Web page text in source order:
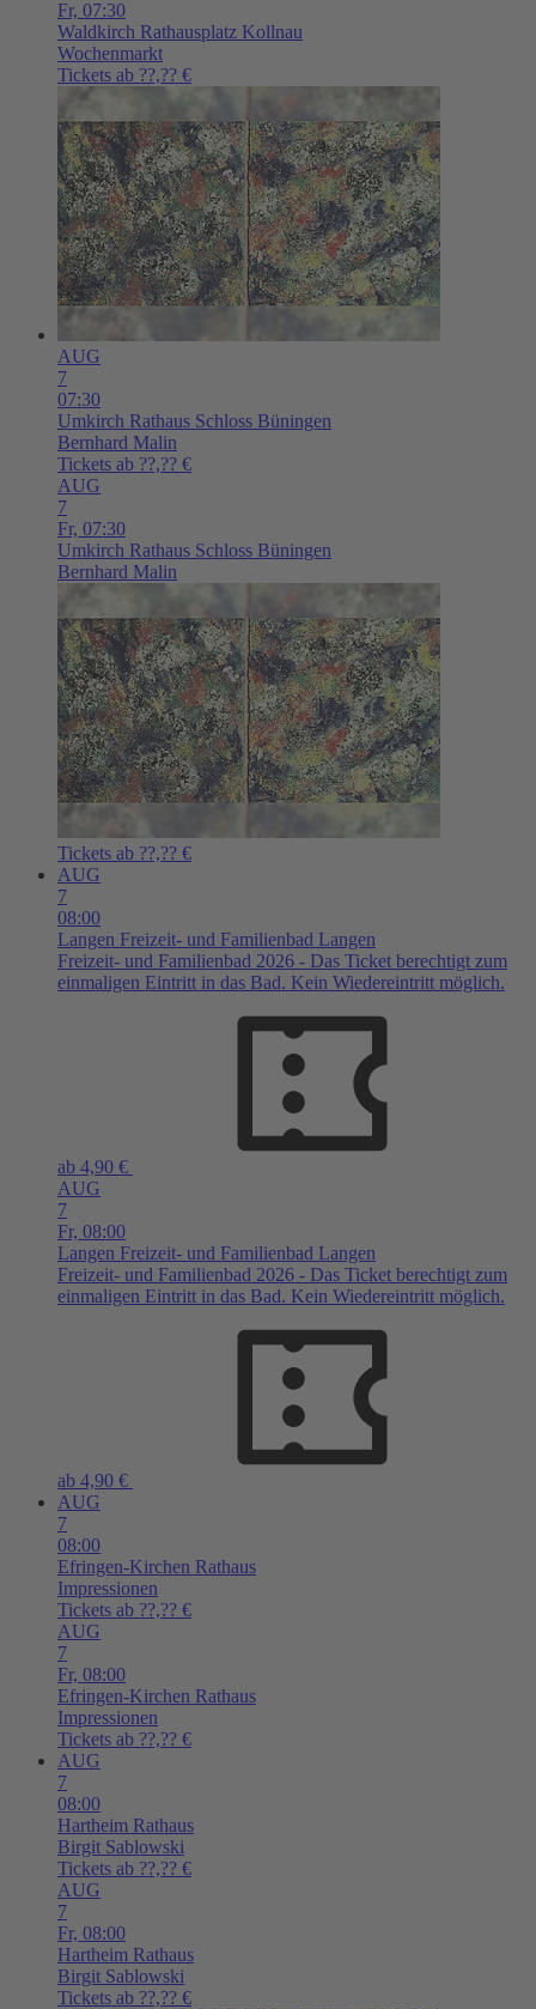
Fr, 07:30
Waldkirch Rathausplatz Kollnau
Wochenmarkt
Tickets ab ??,?? €
AUG
7
07:30
Umkirch Rathaus Schloss Büningen
Bernhard Malin
Tickets ab ??,?? €
AUG
7
Fr, 07:30
Umkirch Rathaus Schloss Büningen
Bernhard Malin
Tickets ab ??,?? €
AUG
7
08:00
Langen Freizeit- und Familienbad Langen
Freizeit- und Familienbad 2026 - Das Ticket berechtigt zum
einmaligen Eintritt in das Bad. Kein Wiedereintritt möglich.
ab 4,90 €
AUG
7
Fr, 08:00
Langen Freizeit- und Familienbad Langen
Freizeit- und Familienbad 2026 - Das Ticket berechtigt zum
einmaligen Eintritt in das Bad. Kein Wiedereintritt möglich.
ab 4,90 €
AUG
7
08:00
Efringen-Kirchen Rathaus
Impressionen
Tickets ab ??,?? €
AUG
7
Fr, 08:00
Efringen-Kirchen Rathaus
Impressionen
Tickets ab ??,?? €
AUG
7
08:00
Hartheim Rathaus
Birgit Sablowski
Tickets ab ??,?? €
AUG
7
Fr, 08:00
Hartheim Rathaus
Birgit Sablowski
Tickets ab ??,?? €